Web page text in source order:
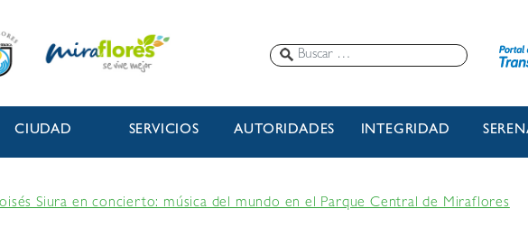
CIUDAD SERVICIOS AUTORIDADES INTEGRIDAD
Siura en concierto: música del mundo en el Parque Central de Miraflores